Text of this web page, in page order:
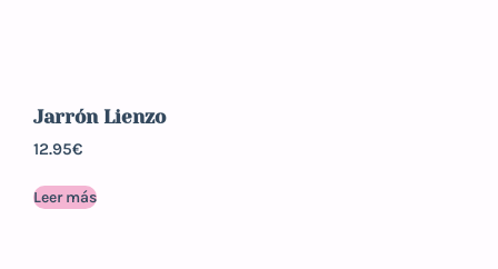
Jarrón Lienzo
12.95€
Leer más